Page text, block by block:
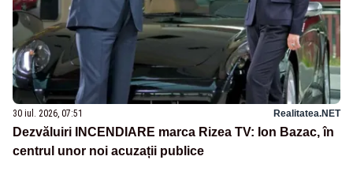
30 iul. 2026, 07:51 Realitatea.NET
Dezvăluiri INCENDIARE marca Rizea TV: Ion Bazac, în
centrul unor noi acuzații publice